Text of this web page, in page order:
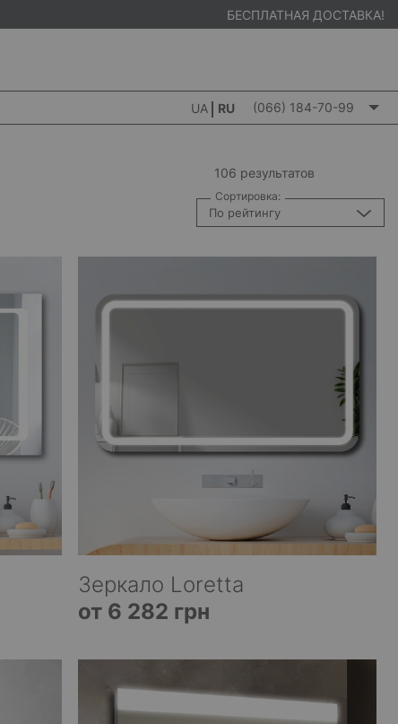
БЕСПЛАТНАЯ ДОСТАВКА!
UA RU (066) 184-70-99
106 результатов
Сортировка:
По рейтингу
Зеркало Loretta
от 6 282 грн